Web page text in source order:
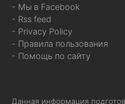
- Мы в Facebook
- Rss feed
- Privacy Policy
- Правила пользования
- Помощь по сайту
Данная информация